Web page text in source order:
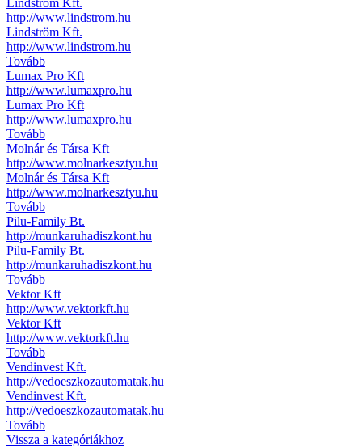
Lindström Kft.
http://www.lindstrom.hu
Lindström Kft.
http://www.lindstrom.hu
Tovább
Lumax Pro Kft
http://www.lumaxpro.hu
Lumax Pro Kft
http://www.lumaxpro.hu
Tovább
Molnár és Társa Kft
http://www.molnarkesztyu.hu
Molnár és Társa Kft
http://www.molnarkesztyu.hu
Tovább
Pilu-Family Bt.
http://munkaruhadiszkont.hu
Pilu-Family Bt.
http://munkaruhadiszkont.hu
Tovább
Vektor Kft
http://www.vektorkft.hu
Vektor Kft
http://www.vektorkft.hu
Tovább
Vendinvest Kft.
http://vedoeszkozautomatak.hu
Vendinvest Kft.
http://vedoeszkozautomatak.hu
Tovább
Vissza a kategóriákhoz